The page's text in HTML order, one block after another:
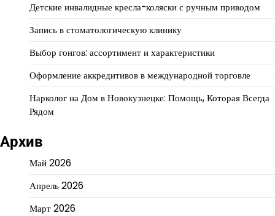
Детские инвалидные кресла-коляски с ручным приводом
Запись в стоматологическую клинику
Выбор гонгов: ассортимент и характеристики
Оформление аккредитивов в международной торговле
Нарколог на Дом в Новокузнецке: Помощь, Которая Всегда
Рядом
Архив
Май 2026
Апрель 2026
Март 2026